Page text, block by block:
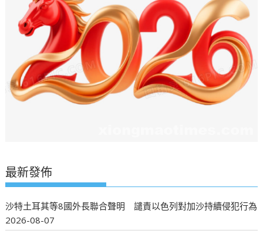
最新發佈
沙特土耳其等8國外長聯合聲明 譴責以色列對加沙持續侵犯行為
2026-08-07